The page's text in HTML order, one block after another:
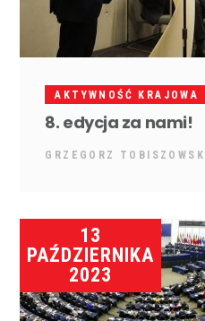
AKTYWNOŚĆ KRAJOWA
8. edycja za nami!
GRZEGORZ TOBISZOWSKI
13
PAŹDZIERNIKA
2023